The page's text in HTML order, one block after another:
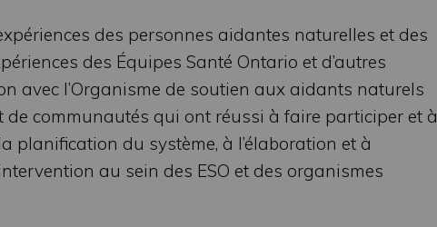
des personnes aidantes naturelles et des
des Équipes Santé Ontario et d’autres
avec l’Organisme de soutien aux aidants naturels
de communautés qui ont réussi à faire participer et à
du système, à l’élaboration et à
au sein des ESO et des organismes